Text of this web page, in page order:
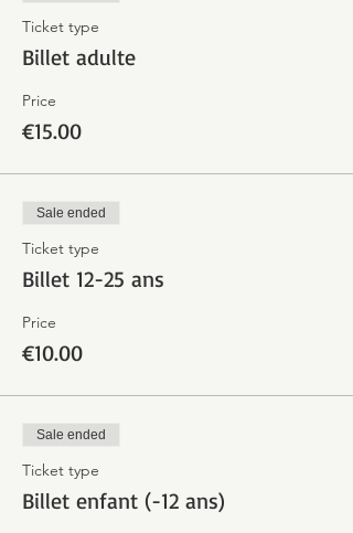
Ticket type
Billet adulte
Price
€15.00
Sale ended
Ticket type
Billet 12-25 ans
Price
€10.00
Sale ended
Ticket type
Billet enfant (-12 ans)